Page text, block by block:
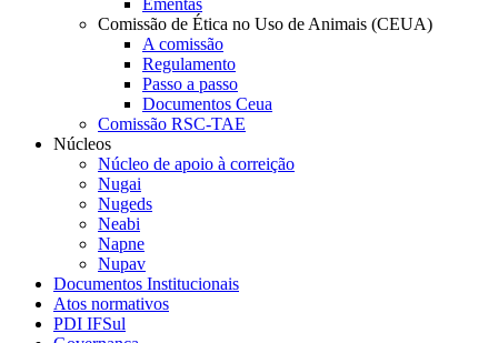
Comissão de Ética no Uso de Animais (CEUA)
A comissão
Regulamento
Passo a passo
Documentos Ceua
Comissão RSC-TAE
Núcleos
Núcleo de apoio à correição
Nugai
Nugeds
Neabi
Napne
Nupav
Documentos Institucionais
Atos normativos
PDI IFSul